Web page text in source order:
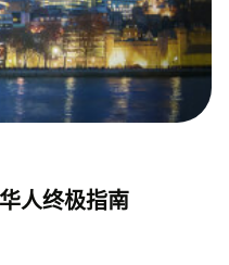
人终极指南